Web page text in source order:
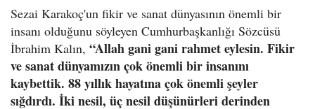
Sezai Karakoç'un fikir ve sanat dünyasının önemli bir
insanı olduğunu söyleyen Cumhurbaşkanlığı Sözcüsü
İbrahim Kalın, “Allah gani gani rahmet eylesin. Fikir
ve sanat dünyamızın çok önemli bir insanını
kaybettik. 88 yıllık hayatına çok önemli şeyler
sığdırdı. İki nesil, üç nesil düşünürleri derinden